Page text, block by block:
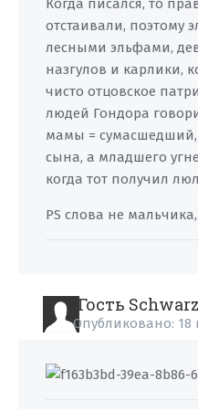
Когда писался, то
отстаивали, поэтому
лесными эльфами,
назгулов и карлики,
чисто отцовское
людей Гондора
мамы = сумасшедший,
сына, а младшего
когда тот получил
PS слова не
Гость
Опубликовано: 18